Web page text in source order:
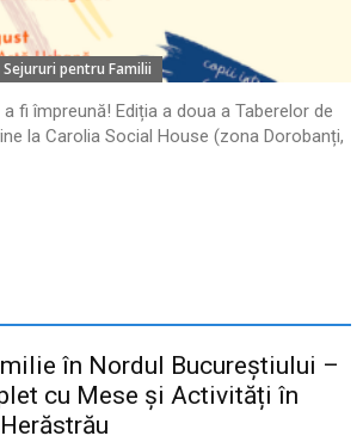
pentru Familii
fi împreună! Ediția a doua a Taberelor de
la Carolia Social House (zona Dorobanți,
în Nordul Bucureștiului –
cu Mese și Activități în